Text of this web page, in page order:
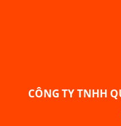
CÔNG TY TNHH